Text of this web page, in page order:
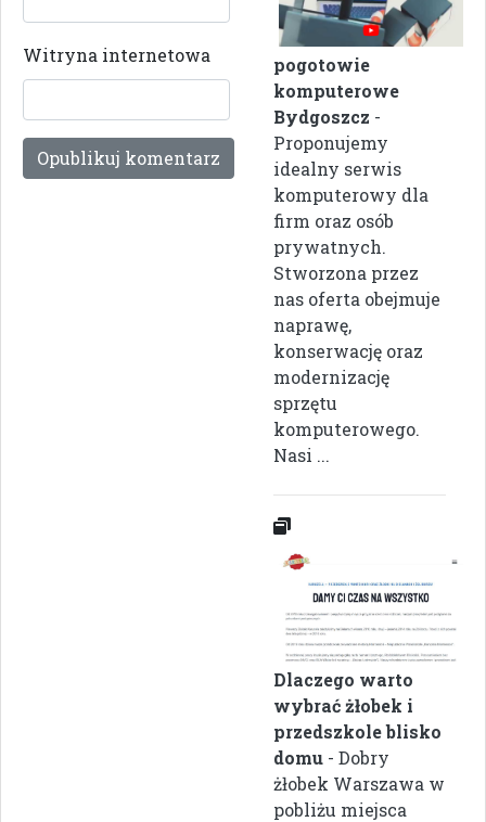
Witryna internetowa
pogotowie
komputerowe
Bydgoszcz -
Proponujemy
idealny serwis
komputerowy dla
firm oraz osób
prywatnych.
Stworzona przez
nas oferta obejmuje
naprawę,
konserwację oraz
modernizację
sprzętu
komputerowego.
Nasi ...
Dlaczego warto
wybrać żłobek i
przedszkole blisko
domu - Dobry
żłobek Warszawa w
pobliżu miejsca